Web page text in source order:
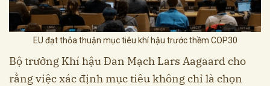
EU đạt thỏa thuận mục tiêu khí hậu trước thềm COP30
Bộ trưởng Khí hậu Đan Mạch Lars Aagaard cho
rằng việc xác định mục tiêu không chỉ là chọn